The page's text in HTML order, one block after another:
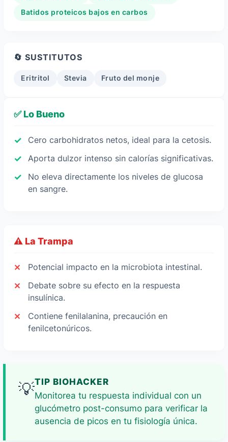
Batidos proteicos bajos en carbos
🔄 SUSTITUTOS
Eritritol Stevia Fruto del monje
✅ Lo Bueno
Cero carbohidratos netos, ideal para la cetosis.
Aporta dulzor intenso sin calorías significativas.
No eleva directamente los niveles de glucosa
en sangre.
⚠️ La Trampa
Potencial impacto en la microbiota intestinal.
Debate sobre su efecto en la respuesta
insulínica.
Contiene fenilalanina, precaución en
fenilcetonúricos.
💡TIP BIOHACKER
Monitorea tu respuesta individual con un
glucómetro post-consumo para verificar la
ausencia de picos en tu fisiología única.